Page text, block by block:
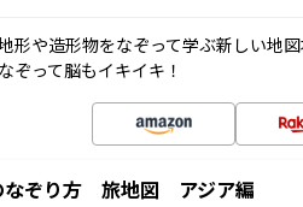
形や造形物をなぞって学ぶ新しい地
ぞって脳もイキイキ！
なぞり方 旅地図 アジア編